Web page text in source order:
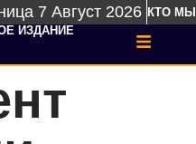
7 Август 2026 КТО МЫ
ИЗДАНИЕ